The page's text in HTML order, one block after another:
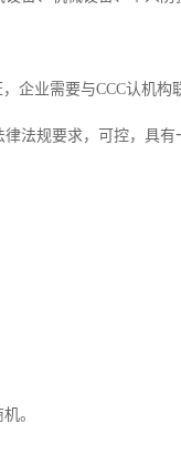
企业需要与CCC认机构
法规要求，可控，具有
。